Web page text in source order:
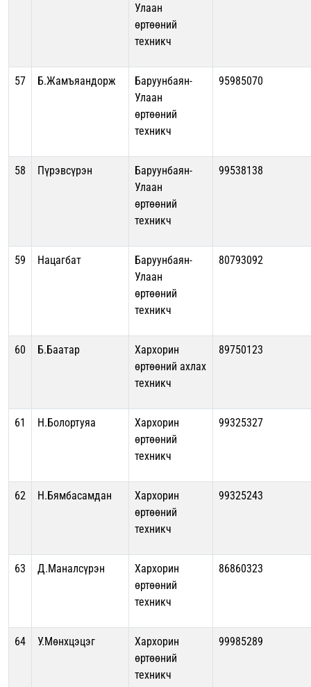
Улаан
өртөөний
техникч
57 Б.Жамъяандорж
Баруунбаян-
Улаан
өртөөний
техникч
95985070
58 Пүрэвсүрэн
Баруунбаян-
Улаан
өртөөний
техникч
99538138
59 Нацагбат
Баруунбаян-
Улаан
өртөөний
техникч
80793092
60 Б.Баатар
Хархорин
өртөөний ахлах
техникч
89750123
61 Н.Болортуяа
Хархорин
өртөөний
техникч
99325327
62 Н.Бямбасамдан
Хархорин
өртөөний
техникч
99325243
63 Д.Маналсүрэн
Хархорин
өртөөний
техникч
86860323
64 У.Мөнхцэцэг
Хархорин
өртөөний
техникч
99985289